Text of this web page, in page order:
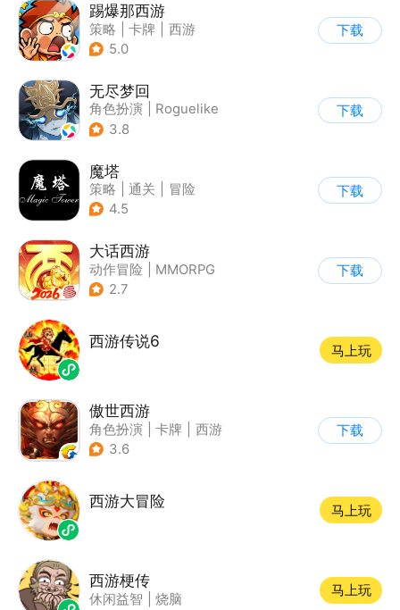
踢爆那西游
策略 卡牌
西游
| 剧情
5.0
下载
无尽梦回
角色扮演
Roguelike
| 冒险
3.8
下载
魔塔
策略 通关
冒险
| 像素风
4.5
下载
大话西游
动作冒险
MMORPG
| 西游
2.7
下载
西游传说6
马上玩
傲世西游
角色扮演 卡牌
西游
| 卡通
3.6
下载
西游大冒险
马上玩
西游梗传
休闲益智 烧脑
马上玩